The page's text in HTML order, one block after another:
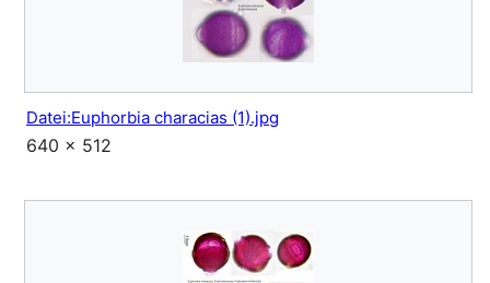
Datei:Euphorbia characias (1).jpg
640 × 512